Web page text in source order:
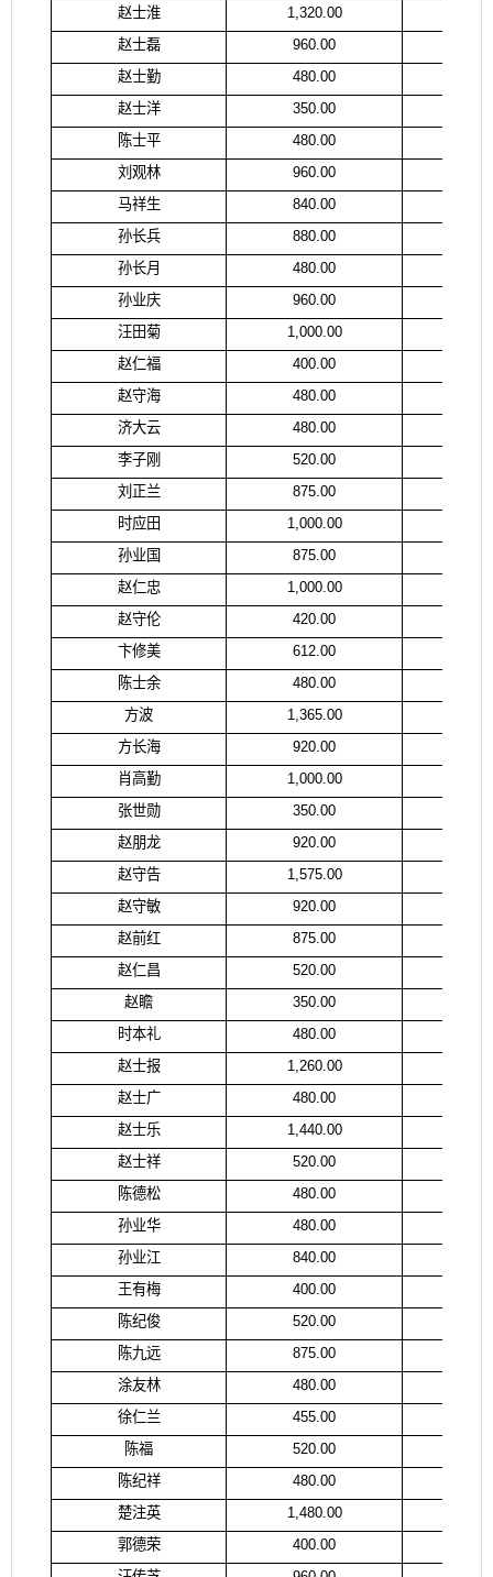
赵士淮
1,320.00
赵士磊
960.00
赵士勤
480.00
赵士洋
350.00
陈士平
480.00
刘观林
960.00
马祥生
840.00
孙长兵
880.00
孙长月
480.00
孙业庆
960.00
汪田菊
1,000.00
赵仁福
400.00
赵守海
480.00
济大云
480.00
李子刚
520.00
刘正兰
875.00
时应田
1,000.00
孙业国
875.00
赵仁忠
1,000.00
赵守伦
420.00
卞修美
612.00
陈士余
480.00
方波
1,365.00
方长海
920.00
肖高勤
1,000.00
张世勋
350.00
赵朋龙
920.00
赵守告
1,575.00
赵守敏
920.00
赵前红
875.00
赵仁昌
520.00
赵瞻
350.00
时本礼
480.00
赵士报
1,260.00
赵士广
480.00
赵士乐
1,440.00
赵士祥
520.00
陈德松
480.00
孙业华
480.00
孙业江
840.00
王有梅
400.00
陈纪俊
520.00
陈九远
875.00
涂友林
480.00
徐仁兰
455.00
陈福
520.00
陈纪祥
480.00
楚注英
1,480.00
郭德荣
400.00